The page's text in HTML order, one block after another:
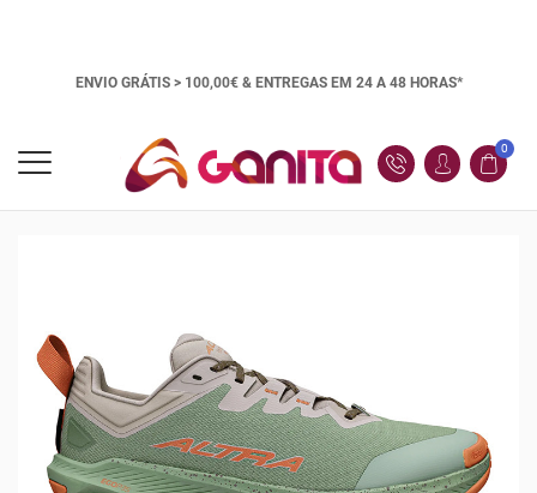
ENVIO GRÁTIS > 100,00€ & ENTREGAS EM 24 A 48 HORAS*
0